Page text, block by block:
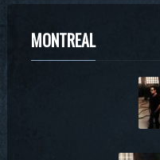
MONTREAL